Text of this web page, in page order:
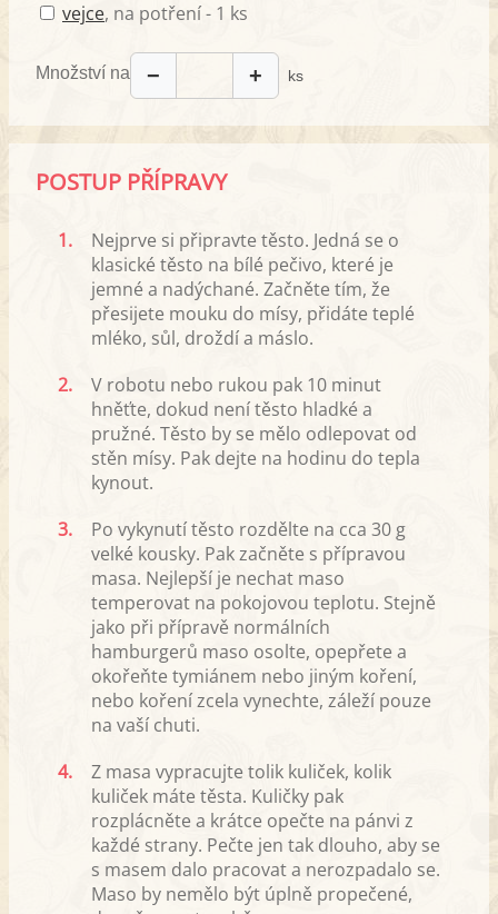
vejce, na potření - 1 ks
Množství na − + ks
POSTUP PŘÍPRAVY
1.
Nejprve si připravte těsto. Jedná se o
klasické těsto na bílé pečivo, které je
jemné a nadýchané. Začněte tím, že
přesijete mouku do mísy, přidáte teplé
mléko, sůl, droždí a máslo.
2.
V robotu nebo rukou pak 10 minut
hněťte, dokud není těsto hladké a
pružné. Těsto by se mělo odlepovat od
stěn mísy. Pak dejte na hodinu do tepla
kynout.
3.
Po vykynutí těsto rozdělte na cca 30 g
velké kousky. Pak začněte s přípravou
masa. Nejlepší je nechat maso
temperovat na pokojovou teplotu. Stejně
jako při přípravě normálních
hamburgerů maso osolte, opepřete a
okořeňte tymiánem nebo jiným koření,
nebo koření zcela vynechte, záleží pouze
na vaší chuti.
4.
Z masa vypracujte tolik kuliček, kolik
kuliček máte těsta. Kuličky pak
rozplácněte a krátce opečte na pánvi z
každé strany. Pečte jen tak dlouho, aby se
s masem dalo pracovat a nerozpadalo se.
Maso by nemělo být úplně propečené,